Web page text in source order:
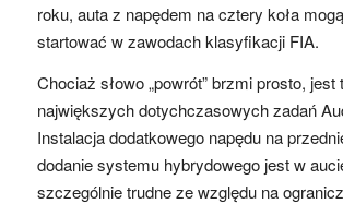
roku, auta z napędem na cztery koła
startować w zawodach klasyfikacji FIA.
Chociaż słowo „powrót” brzmi prosto, jest
największych dotychczasowych zadań
Instalacja dodatkowego napędu na
dodanie systemu hybrydowego jest w
szczególnie trudne ze względu na